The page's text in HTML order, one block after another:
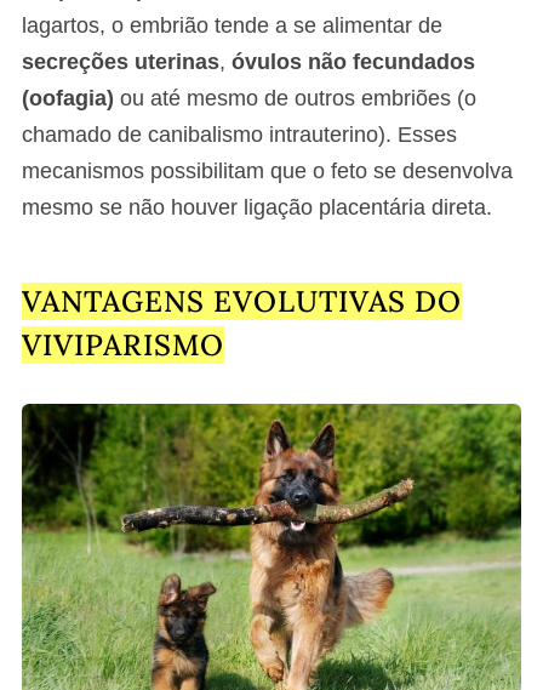
lagartos, o embrião tende a se alimentar de
secreções uterinas, óvulos não fecundados
(oofagia) ou até mesmo de outros embriões (o
chamado de canibalismo intrauterino). Esses
mecanismos possibilitam que o feto se desenvolva
mesmo se não houver ligação placentária direta.
VANTAGENS EVOLUTIVAS DO
VIVIPARISMO